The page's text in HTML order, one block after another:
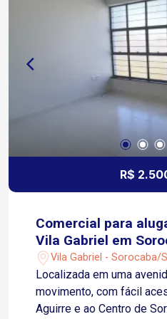
distribuição, academias,
depósitos e empresas
Agende sua visita e
impulsionar o seu
R$
Comercial para
Vila Gabriel em
Vila Gabriel - Sorocaba/
Localizada em uma
movimento, com fácil
Aguirre e ao Centro de